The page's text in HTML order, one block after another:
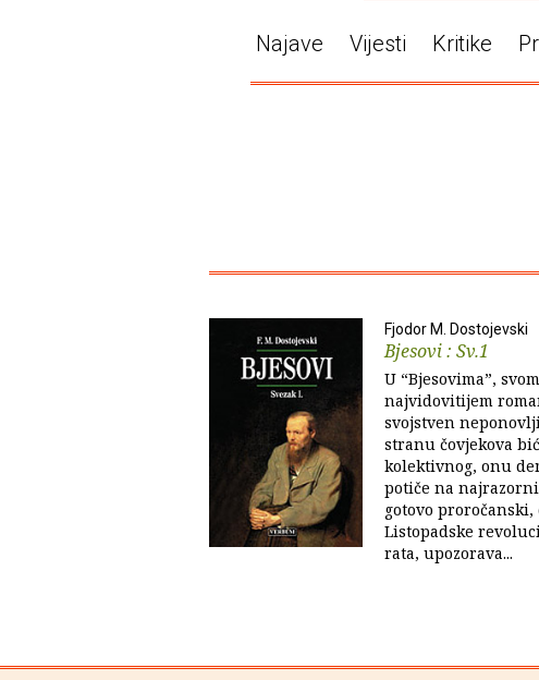
Najave Vijesti Kritike
Fjodor M. Dostojevski
Bjesovi : Sv.1
U “Bjesovima”,
najvidovitijem
svojstven
stranu čovjekova
kolektivnog, onu
potiče na
gotovo
Listopadske
rata, upozorava...